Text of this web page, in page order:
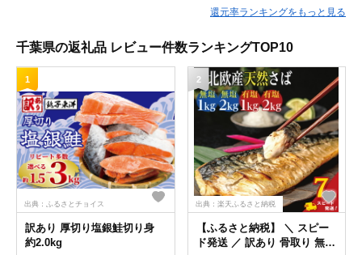
還元率ランキングをもっと見る
千葉県の返礼品 レビュー件数ランキングTOP10
1
出典：ふるさとチョイス
訳あり 厚切り塩銀鮭切り身
約2.0kg
2
出典：楽天ふるさと納税
【ふるさと納税】 ＼ スピー
ド発送 ／ 訳あり 骨取り 無塩